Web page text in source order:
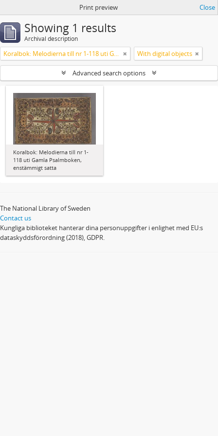
Print preview Close
Showing 1 results
Archival description
Koralbok: Melodierna till nr 1-118 uti Gamla Psalmboken, enstämmigt satta With digital objects
Advanced search options
Koralbok: Melodierna till nr 1-
118 uti Gamla Psalmboken,
enstämmigt satta
The National Library of Sweden
Contact us
Kungliga biblioteket hanterar dina personuppgifter i enlighet med EU:s
dataskyddsförordning (2018), GDPR.